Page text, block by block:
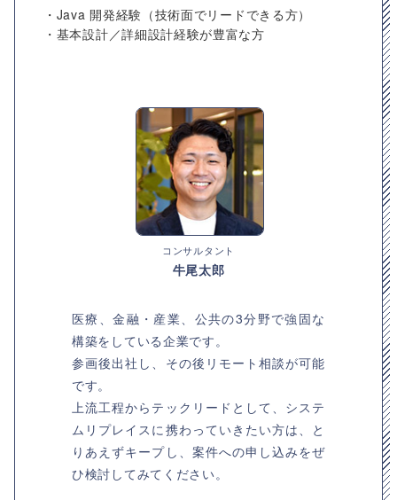
・Java 開発経験（技術面でリードできる方）
・基本設計／詳細設計経験が豊富な方
コンサルタント
牛尾太郎
医療、金融・産業、公共の3分野で強固な
構築をしている企業です。
参画後出社し、その後リモート相談が可能
です。
上流工程からテックリードとして、システ
ムリプレイスに携わっていきたい方は、と
りあえずキープし、案件への申し込みをぜ
ひ検討してみてください。